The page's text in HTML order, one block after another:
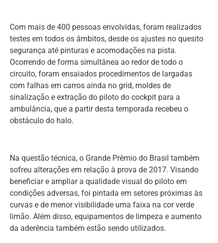
Com mais de 400 pessoas envolvidas, foram realizados
testes em todos os âmbitos, desde os ajustes no quesito
segurança até pinturas e acomodações na pista.
Ocorrendo de forma simultânea ao redor de todo o
circuito, foram ensaiados procedimentos de largadas
com falhas em carros ainda no grid, moldes de
sinalização e extração do piloto do cockpit para a
ambulância, que a partir desta temporada recebeu o
obstáculo do halo.
Na questão técnica, o Grande Prêmio do Brasil também
sofreu alterações em relação à prova de 2017. Visando
beneficiar e ampliar a qualidade visual do piloto em
condições adversas, foi pintada em setores próximas às
curvas e de menor visibilidade uma faixa na cor verde
limão. Além disso, equipamentos de limpeza e aumento
da aderência também estão sendo utilizados.